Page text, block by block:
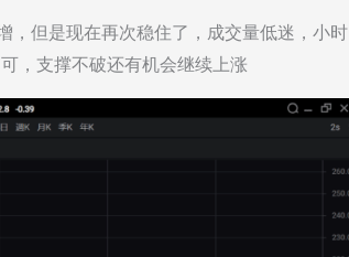
，但是现在再次稳住了，成交量低迷，小时
，支撑不破还有机会继续上涨